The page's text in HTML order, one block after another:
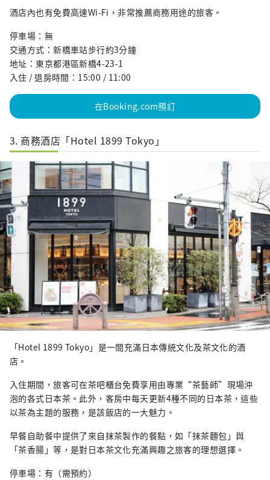
酒店內也有免費高速Wi-Fi，非常推薦商務用途的旅客。
停車場：無
交通方式：新橋車站步行約3分鐘
地址：東京都港區新橋4-23-1
入住 / 退房時間：15:00 / 11:00
在Booking.com預訂
3. 商務酒店「Hotel 1899 Tokyo」
「Hotel 1899 Tokyo」是一間充滿日本傳統文化及茶文化的酒
店。
入住期間，旅客可在茶吧櫃台免費享用由專業“茶藝師”現場沖
泡的各式日本茶。此外，客房中每天更新4種不同的日本茶，這些
以茶為主題的服務，是該飯店的一大魅力。
早餐自助餐中提供了來自抹茶製作的餐點，如「抹茶麵包」與
「茶香腸」等，是對日本茶文化充滿興趣之旅客的理想選擇。
停車場：有（需預約）